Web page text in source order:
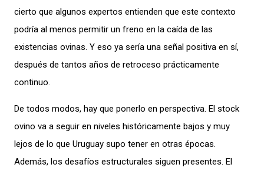
cierto que algunos expertos entienden que este contexto
podría al menos permitir un freno en la caída de las
existencias ovinas. Y eso ya sería una señal positiva en sí,
después de tantos años de retroceso prácticamente
continuo.
De todos modos, hay que ponerlo en perspectiva. El stock
ovino va a seguir en niveles históricamente bajos y muy
lejos de lo que Uruguay supo tener en otras épocas.
Además, los desafíos estructurales siguen presentes. El